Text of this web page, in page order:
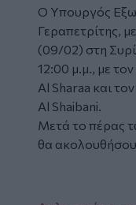
Ο Υπουργός
Γεραπετρίτης,
(09/02) στη
12:00 μ.μ., με
Αl Sharaa και
Αl Shaibani.
Μετά το πέρας
θα